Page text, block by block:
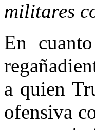
militares
En
a quien
ofensiva